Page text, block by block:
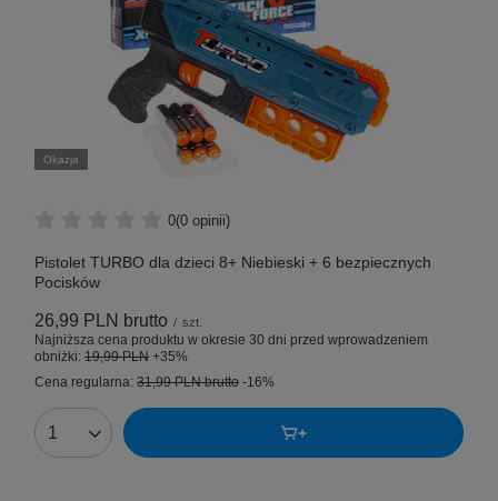
Okazja
0(0 opinii)
Pistolet TURBO dla dzieci 8+ Niebieski + 6 bezpiecznych
Pocisków
26,99 PLN brutto / szt.
Najniższa cena produktu w okresie 30 dni przed wprowadzeniem
obniżki: 19,99 PLN +35%
Cena regularna: 31,99 PLNbrutto -16%